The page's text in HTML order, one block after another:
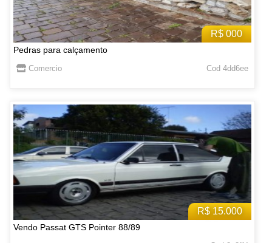
R$ 000
Pedras para calçamento
Comercio Cod 4dd6ee
R$ 15.000
Vendo Passat GTS Pointer 88/89